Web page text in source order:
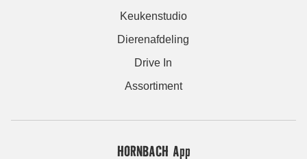
Keukenstudio
Dierenafdeling
Drive In
Assortiment
HORNBACH App